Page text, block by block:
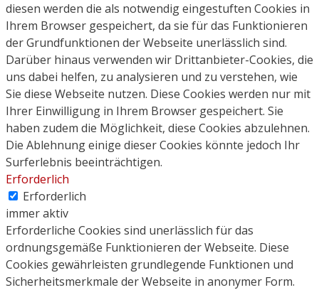
diesen werden die als notwendig eingestuften Cookies in
Ihrem Browser gespeichert, da sie für das Funktionieren
der Grundfunktionen der Webseite unerlässlich sind.
Darüber hinaus verwenden wir Drittanbieter-Cookies, die
uns dabei helfen, zu analysieren und zu verstehen, wie
Sie diese Webseite nutzen. Diese Cookies werden nur mit
Ihrer Einwilligung in Ihrem Browser gespeichert. Sie
haben zudem die Möglichkeit, diese Cookies abzulehnen.
Die Ablehnung einige dieser Cookies könnte jedoch Ihr
Surferlebnis beeinträchtigen.
Erforderlich
Erforderlich
immer aktiv
Erforderliche Cookies sind unerlässlich für das
ordnungsgemäße Funktionieren der Webseite. Diese
Cookies gewährleisten grundlegende Funktionen und
Sicherheitsmerkmale der Webseite in anonymer Form.